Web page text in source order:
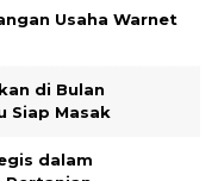
Usaha Warnet
di Bulan
Siap Masak
dalam